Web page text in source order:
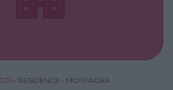
• RESIDENCE • MONTAGNA